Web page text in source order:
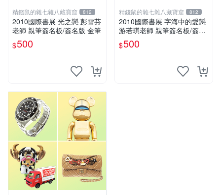
精錢鼠的雜七雜八藏寶窟 812
2010國際書展 光之戀 彭雪芬
老師 親筆簽名板/簽名版 金筆
$500
精錢鼠的雜七雜八藏寶窟 812
2010國際書展 字海中的愛戀
游若琪老師 親筆簽名板/簽名
版 金筆
$500